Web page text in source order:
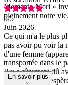
Memento Mori »
pleinement notre
5/5
Juin 2026
Ce qui m'a le plus
pas avoir pu voir la
d'une femme
transportée dans le
Il y a sûrement dû
de ce musée.
En savoir plus